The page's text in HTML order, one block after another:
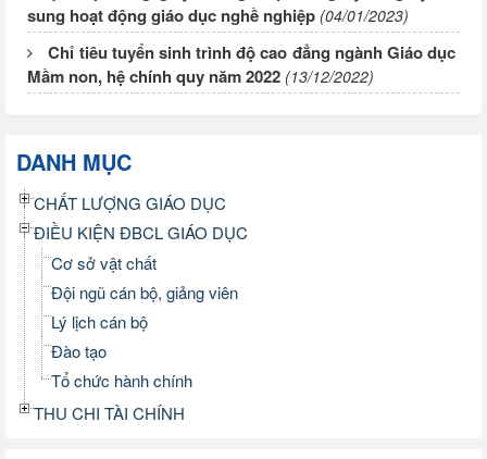
sung hoạt động giáo dục nghề nghiệp (04/01/2023)
Chỉ tiêu tuyển sinh trình độ cao đẳng ngành Giáo dục
Mầm non, hệ chính quy năm 2022 (13/12/2022)
DANH MỤC
CHẤT LƯỢNG GIÁO DỤC
ĐIỀU KIỆN ĐBCL GIÁO DỤC
Cơ sở vật chất
Đội ngũ cán bộ, giảng viên
Lý lịch cán bộ
Đào tạo
Tổ chức hành chính
THU CHI TÀI CHÍNH